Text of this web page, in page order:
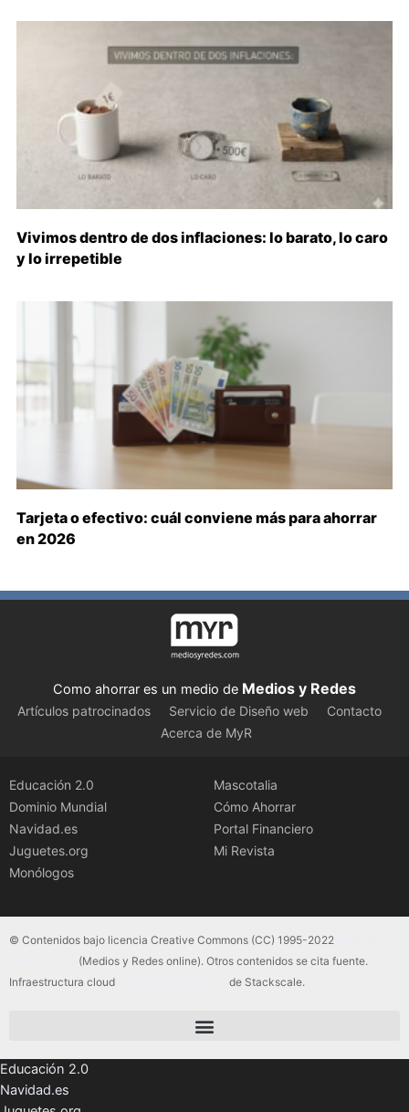
Vivimos dentro de dos inflaciones: lo barato, lo caro
y lo irrepetible
Tarjeta o efectivo: cuál conviene más para ahorrar
en 2026
Como ahorrar es un medio de Medios y Redes
Artículos patrocinados Servicio de Diseño web
Contacto
Acerca de MyR
Educación 2.0
Dominio Mundial
Navidad.es
Juguetes.org
Monólogos
Mascotalia
Cómo Ahorrar
Portal Financiero
Mi Revista
© Contenidos bajo licencia Creative Commons (CC) 1995-2022
(Medios y Redes online). Otros contenidos se cita fuente.
Infraestructura cloud
de Stackscale.
Educación 2.0
Navidad.es